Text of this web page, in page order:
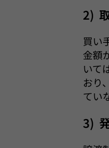
2)
買い
金額
いて
おり
てい
3)